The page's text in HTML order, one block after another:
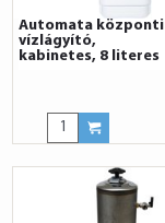
Automata központi
vízlágyító,
kabinetes, 8 literes